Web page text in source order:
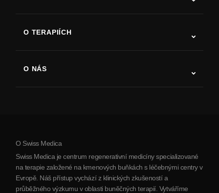
Parkinsonova choroba
Artritida
O TERAPIÍCH
O NÁS
O Srbsku
Partnerství
O Swiss Medica
Swiss Medica je centrum regenerativní medicíny specializované
na terapie založené na kmenových buňkách s léčebnými centry v
Evropě. Náš přístup vychází z klinických zkušeností a
průběžného výzkumu v oblasti buněčných terapií. Vytváříme